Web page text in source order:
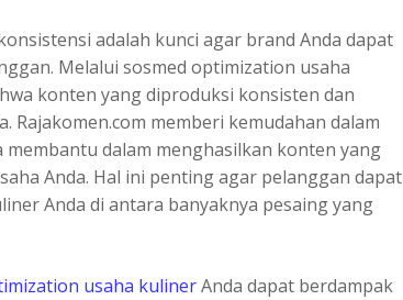
adalah kunci agar brand Anda dapat
Melalui sosmed optimization usaha
konten yang diproduksi konsisten dan
Rajakomen.com memberi kemudahan dalam
dalam menghasilkan konten yang
Anda. Hal ini penting agar pelanggan dapat
Anda di antara banyaknya pesaing yang
usaha kulinerAnda dapat berdampak